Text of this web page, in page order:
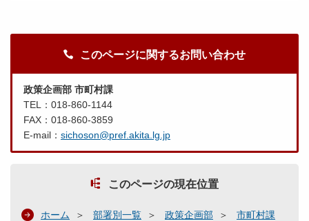
このページに関するお問い合わせ
政策企画部 市町村課
TEL：018-860-1144
FAX：018-860-3859
E-mail： sichoson@pref.akita.lg.jp
このページの現在位置
ホーム 部署別一覧 政策企画部
市町村課